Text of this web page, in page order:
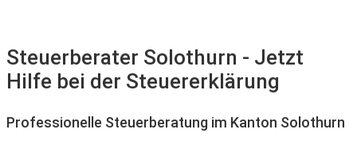
Steuerberater Solothurn - Jetzt
Hilfe bei der Steuererklärung
Professionelle Steuerberatung im Kanton Solothurn